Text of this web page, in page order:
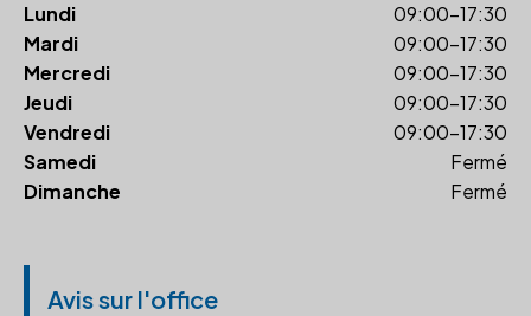
Lundi
09:00-17:30
Mardi
09:00-17:30
Mercredi
09:00-17:30
Jeudi
09:00-17:30
Vendredi
09:00-17:30
Samedi
Fermé
Dimanche
Fermé
Avis sur l'office